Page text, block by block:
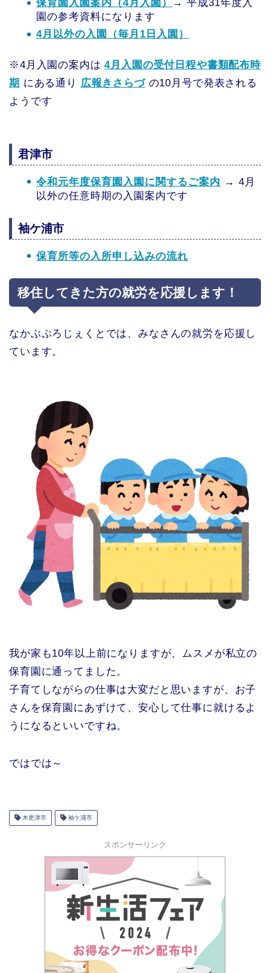
保育園入園案内（4月入園）
→ 平成31年度入
園の参考資料になります
4月以外の入園（毎月1日入園）
※4月入園の案内は4月入園の受付日程や書類配布時
期 にある通り 広報きさらづの10月号で発表される
ようです
君津市
令和元年度保育園入園に関するご案内 → 4月
以外の任意時期の入園案内です
袖ケ浦市
保育所等の入所申し込みの流れ
移住してきた方の就労を応援します！
なかぶぷろじぇくとでは、みなさんの就労を応援し
ています。
我が家も10年以上前になりますが、ムスメが私立の
保育園に通ってました。
子育てしながらの仕事は大変だと思いますが、お子
さんを保育園にあずけて、安心して仕事に就けるよ
うになるといいですね。
ではでは～
木更津市 袖ケ浦市
スポンサーリンク